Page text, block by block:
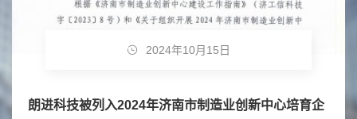
2024年10月15日
朗进科技被列入2024年济南市制造业创新中心培育企